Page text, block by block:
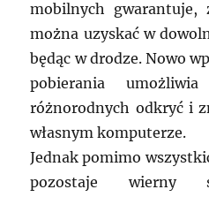
mobilnych
można uzyskać w
będąc w drodze. Nowo
pobierania
różnorodnych odkryć i
własnym komputerze.
Jednak pomimo
pozostaje wierny